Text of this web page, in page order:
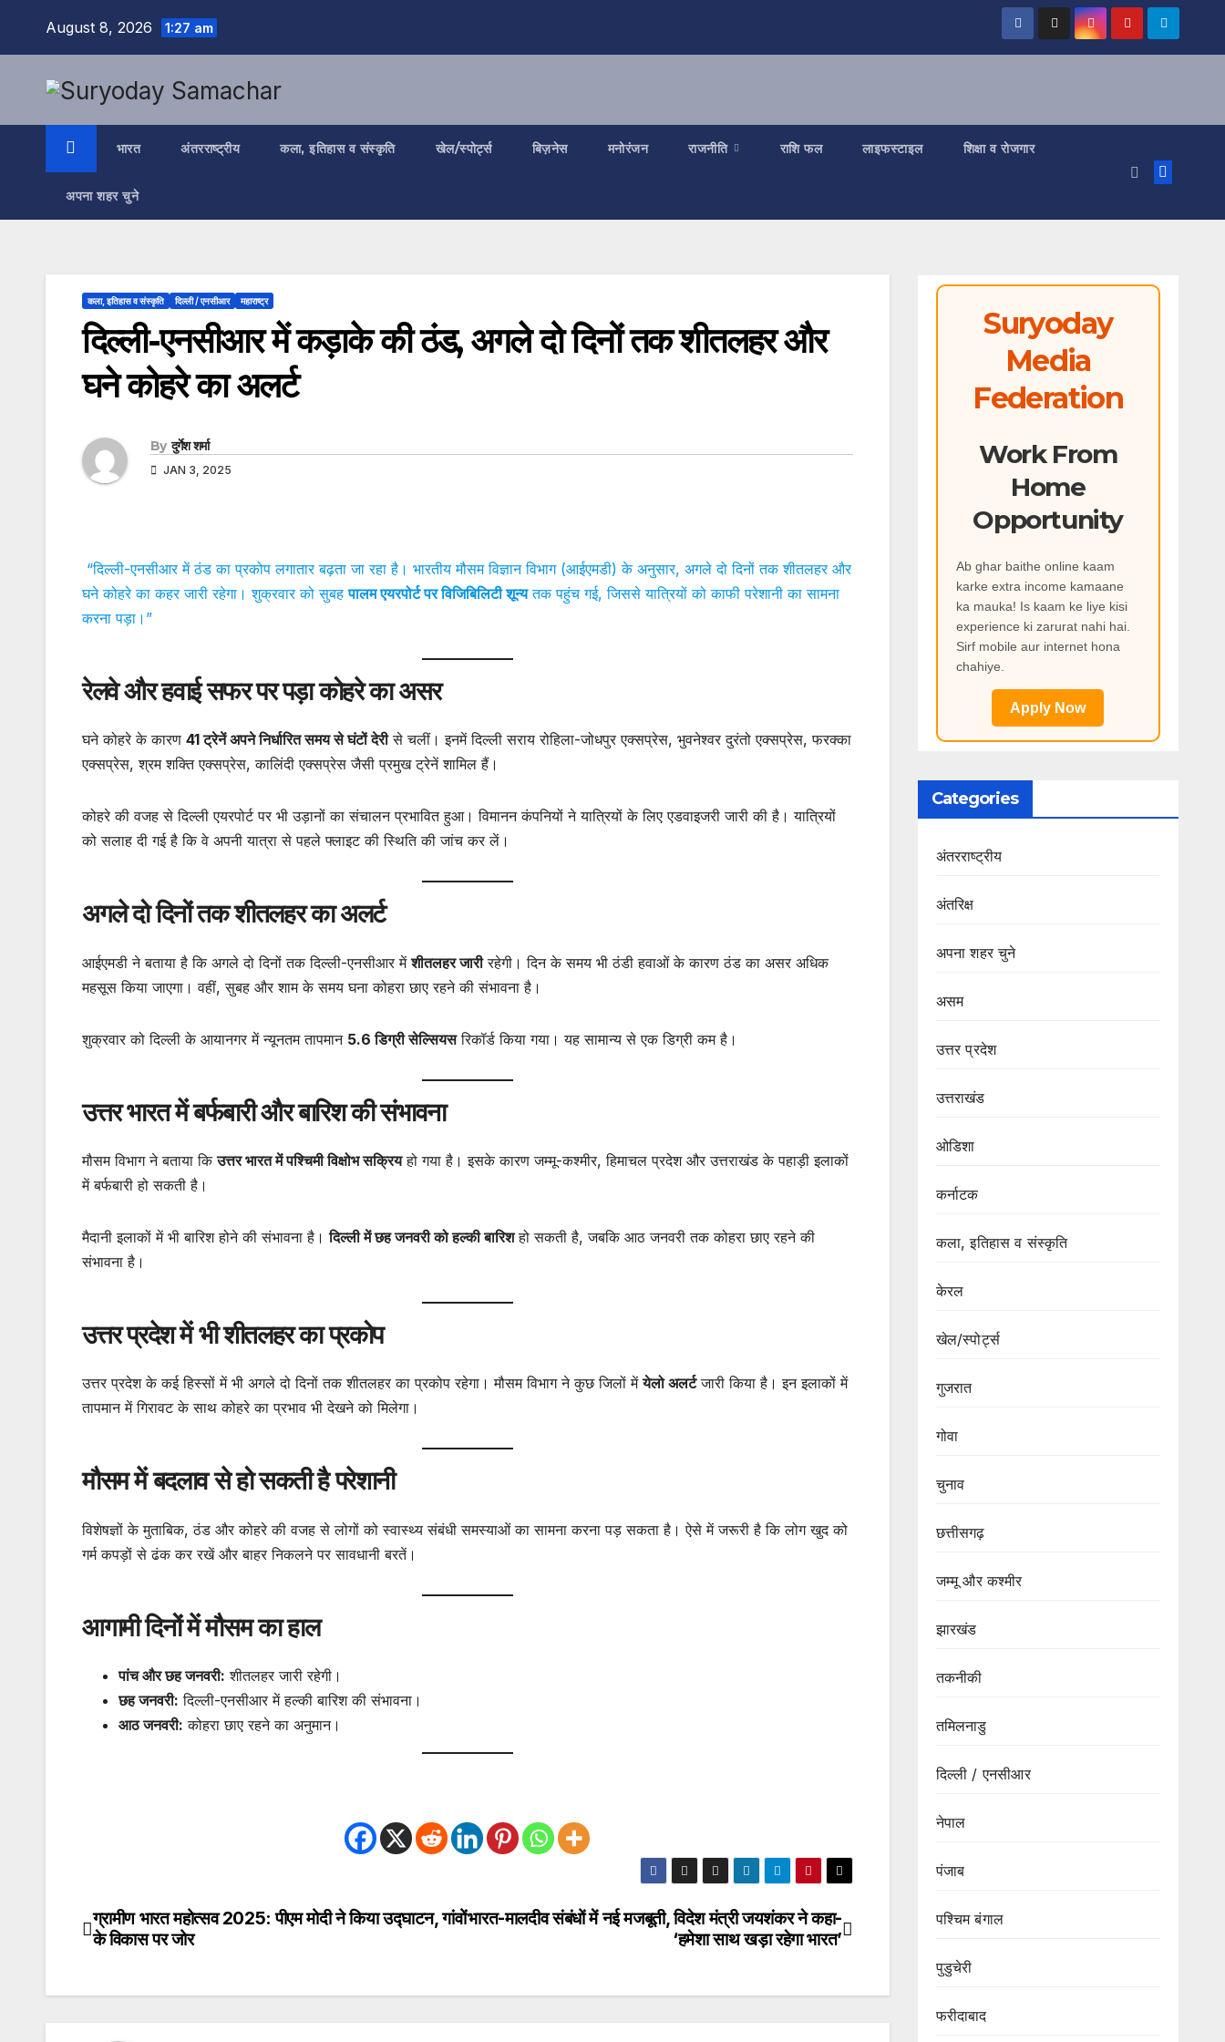
August 8, 2026 1:27 am
भारत अंतरराष्ट्रीय कला, इतिहास व संस्कृति खेल/स्पोर्ट्स बिज़नेस मनोरंजन राजनीति राशि फल लाइफस्टाइल शिक्षा व रोजगार
अपना शहर चुने
कला, इतिहास व संस्कृति दिल्ली / एनसीआर महाराष्ट्र
दिल्ली-एनसीआर में कड़ाके की ठंड, अगले दो दिनों तक शीतलहर और
घने कोहरे का अलर्ट
By दुर्गेश शर्मा
JAN 3, 2025
“दिल्ली-एनसीआर में ठंड का प्रकोप लगातार बढ़ता जा रहा है। भारतीय मौसम विज्ञान विभाग (आईएमडी) के अनुसार, अगले दो दिनों तक शीतलहर और
घने कोहरे का कहर जारी रहेगा। शुक्रवार को सुबहपालम एयरपोर्ट पर विजिबिलिटी शून्यतक पहुंच गई, जिससे यात्रियों को काफी परेशानी का सामना
करना पड़ा।”
रेलवे और हवाई सफर पर पड़ा कोहरे का असर
घने कोहरे के कारण 41 ट्रेनें अपने निर्धारित समय से घंटों देरीसे चलीं। इनमें दिल्ली सराय रोहिला-जोधपुर एक्सप्रेस, भुवनेश्वर दुरंतो एक्सप्रेस, फरक्का
एक्सप्रेस, श्रम शक्ति एक्सप्रेस, कालिंदी एक्सप्रेस जैसी प्रमुख ट्रेनें शामिल हैं।
कोहरे की वजह से दिल्ली एयरपोर्ट पर भी उड़ानों का संचालन प्रभावित हुआ। विमानन कंपनियों ने यात्रियों के लिए एडवाइजरी जारी की है। यात्रियों
को सलाह दी गई है कि वे अपनी यात्रा से पहले फ्लाइट की स्थिति की जांच कर लें।
अगले दो दिनों तक शीतलहर का अलर्ट
आईएमडी ने बताया है कि अगले दो दिनों तक दिल्ली-एनसीआर मेंशीतलहर जारीरहेगी। दिन के समय भी ठंडी हवाओं के कारण ठंड का असर अधिक
महसूस किया जाएगा। वहीं, सुबह और शाम के समय घना कोहरा छाए रहने की संभावना है।
शुक्रवार को दिल्ली के आयानगर में न्यूनतम तापमान 5.6 डिग्री सेल्सियसरिकॉर्ड किया गया। यह सामान्य से एक डिग्री कम है।
उत्तर भारत में बर्फबारी और बारिश की संभावना
मौसम विभाग ने बताया किउत्तर भारत में पश्चिमी विक्षोभ सक्रियहो गया है। इसके कारण जम्मू-कश्मीर, हिमाचल प्रदेश और उत्तराखंड के पहाड़ी इलाकों
में बर्फबारी हो सकती है।
मैदानी इलाकों में भी बारिश होने की संभावना है।दिल्ली में छह जनवरी को हल्की बारिशहो सकती है, जबकि आठ जनवरी तक कोहरा छाए रहने की
संभावना है।
उत्तर प्रदेश में भी शीतलहर का प्रकोप
उत्तर प्रदेश के कई हिस्सों में भी अगले दो दिनों तक शीतलहर का प्रकोप रहेगा। मौसम विभाग ने कुछ जिलों मेंयेलो अलर्टजारी किया है। इन इलाकों में
तापमान में गिरावट के साथ कोहरे का प्रभाव भी देखने को मिलेगा।
मौसम में बदलाव से हो सकती है परेशानी
विशेषज्ञों के मुताबिक, ठंड और कोहरे की वजह से लोगों को स्वास्थ्य संबंधी समस्याओं का सामना करना पड़ सकता है। ऐसे में जरूरी है कि लोग खुद को
गर्म कपड़ों से ढंक कर रखें और बाहर निकलने पर सावधानी बरतें।
आगामी दिनों में मौसम का हाल
पांच और छह जनवरी: शीतलहर जारी रहेगी।
छह जनवरी: दिल्ली-एनसीआर में हल्की बारिश की संभावना।
आठ जनवरी: कोहरा छाए रहने का अनुमान।
Post
भारत-मालदीव संबंधों में नई मजबूती, विदेश मंत्री जयशंकर ने कहा-
‘हमेशा साथ खड़ा रहेगा भारत’
ग्रामीण भारत महोत्सव 2025: पीएम मोदी ने किया उद्घाटन, गांवों
के विकास पर जोर
Suryoday
Media
Federation
Work From
Home
Opportunity
Ab ghar baithe online kaam
karke extra income kamaane
ka mauka! Is kaam ke liye kisi
experience ki zarurat nahi hai.
Sirf mobile aur internet hona
chahiye.
Apply Now
Categories
अंतरराष्ट्रीय
अंतरिक्ष
अपना शहर चुने
असम
उत्तर प्रदेश
उत्तराखंड
ओडिशा
कर्नाटक
कला, इतिहास व संस्कृति
केरल
खेल/स्पोर्ट्स
गुजरात
गोवा
चुनाव
छत्तीसगढ़
जम्मू और कश्मीर
झारखंड
तकनीकी
तमिलनाडु
दिल्ली / एनसीआर
नेपाल
पंजाब
पश्चिम बंगाल
पुडुचेरी
फरीदाबाद